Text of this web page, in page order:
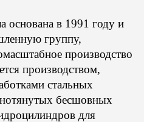
основана в 1991 году и
группу,
производство
производством,
стальных
бесшовных
для